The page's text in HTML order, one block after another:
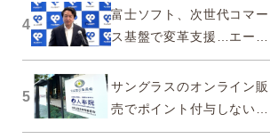
措置命令
4
富士ソフト、次世代コマー
ス基盤で変革支援…エージ
ェンティックコマースに対
応
5
サングラスのオンライン販
売でポイント付与しないよ
う要請、ルックスオティカ